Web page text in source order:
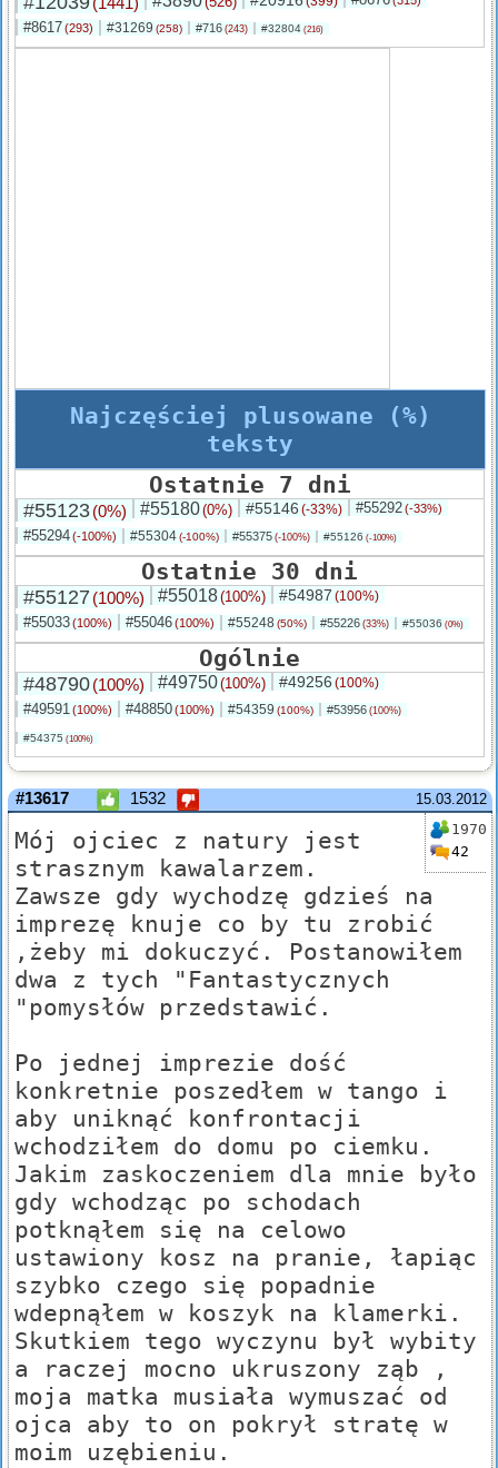
#8617(293) #31269 (258) #716 (243) #32804 (216)
Najczęściej plusowane (%)
teksty
Ostatnie 7 dni
#55123(0%) #55180(0%) #55146 (-33%) #55292(-33%)
#55294(-100%) #55304(-100%) #55375 (-100%) #55126 (-100%)
Ostatnie 30 dni
#55127 (100%) #55018(100%) #54987 (100%)
#55033(100%) #55046(100%) #55248 (50%) #55226 (33%) #55036 (0%)
Ogólnie
#48790(100%) #49750(100%) #49256 (100%)
#49591(100%) #48850(100%) #54359 (100%) #53956 (100%)
#54375 (100%)
15.03.2012
#13617 1532
1970
42
Mój ojciec z natury jest
strasznym kawalarzem.
Zawsze gdy wychodzę gdzieś na
imprezę knuje co by tu zrobić
,żeby mi dokuczyć. Postanowiłem
dwa z tych "Fantastycznych
"pomysłów przedstawić.
Po jednej imprezie dość
konkretnie poszedłem w tango i
aby uniknąć konfrontacji
wchodziłem do domu po ciemku.
Jakim zaskoczeniem dla mnie było
gdy wchodząc po schodach
potknąłem się na celowo
ustawiony kosz na pranie, łapiąc
szybko czego się popadnie
wdepnąłem w koszyk na klamerki.
Skutkiem tego wyczynu był wybity
a raczej mocno ukruszony ząb ,
moja matka musiała wymuszać od
ojca aby to on pokrył stratę w
moim uzębieniu.